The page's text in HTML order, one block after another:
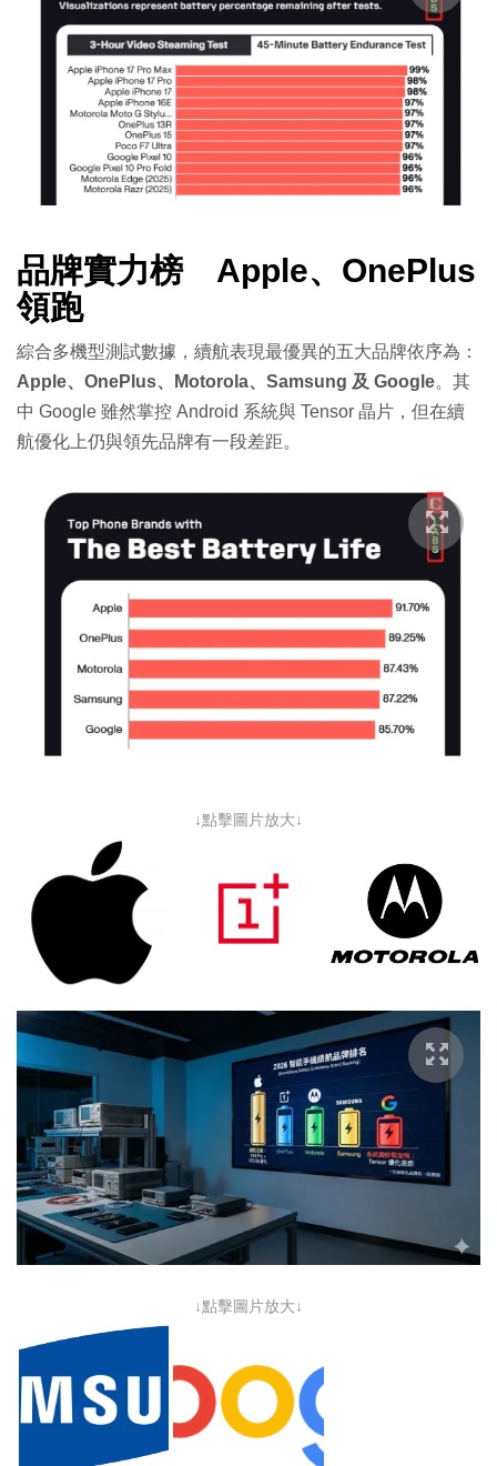
品牌實力榜 Apple、OnePlus
領跑
綜合多機型測試數據，續航表現最優異的五大品牌依序為：
Apple、OnePlus、Motorola、Samsung 及 Google。其
中 Google 雖然掌控 Android 系統與 Tensor 晶片，但在續
航優化上仍與領先品牌有一段差距。
↓點擊圖片放大↓
↓點擊圖片放大↓